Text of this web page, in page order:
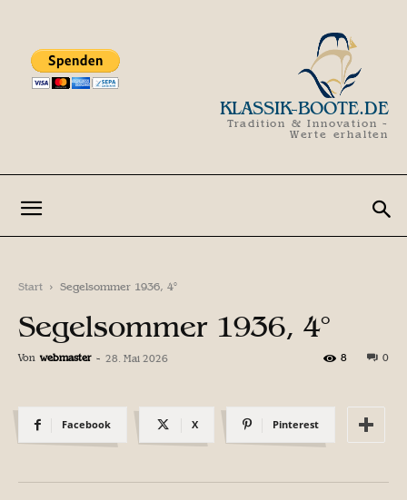
KLASSIK-BOOTE.DE
Tradition & Innovation -
Werte erhalten
Start Segelsommer 1936, 4°
Segelsommer 1936, 4°
Von webmaster - 28. Mai 2026 0
8
Facebook X Pinterest